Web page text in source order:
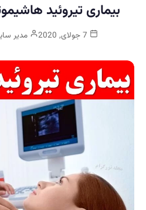
بیماری تیروئید
مدیر